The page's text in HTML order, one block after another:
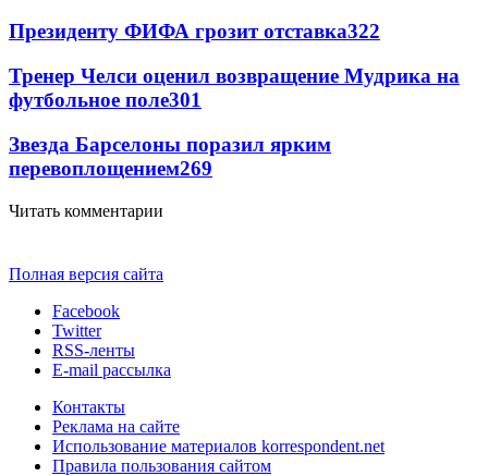
Президенту ФИФА грозит отставка322
Тренер Челси оценил возвращение Мудрика на
футбольное поле301
Звезда Барселоны поразил ярким
перевоплощением269
Читать комментарии
Полная версия сайта
Facebook
Twitter
RSS-ленты
E-mail рассылка
Контакты
Реклама на сайте
Использование материалов korrespondent.net
Правила пользования сайтом